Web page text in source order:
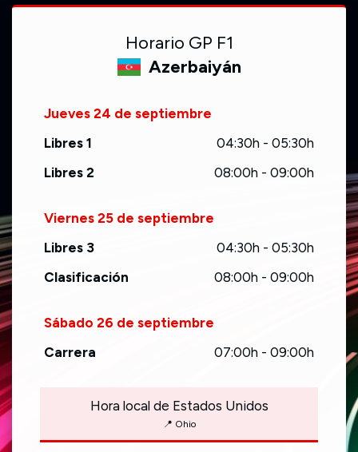
Horario GP F1
Azerbaiyán
Jueves 24 de septiembre
Libres 1
04:30h - 05:30h
Libres 2
08:00h - 09:00h
Viernes 25 de septiembre
Libres 3
04:30h - 05:30h
Clasificación
08:00h - 09:00h
Sábado 26 de septiembre
Carrera
07:00h - 09:00h
Hora local de Estados Unidos
📍 Ohio